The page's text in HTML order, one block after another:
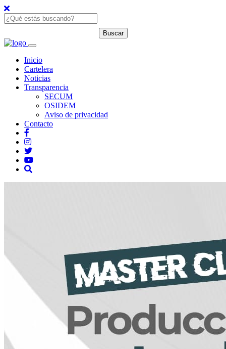
Inicio
Cartelera
Noticias
Transparencia
SECUM
OSIDEM
Aviso de privacidad
Contacto